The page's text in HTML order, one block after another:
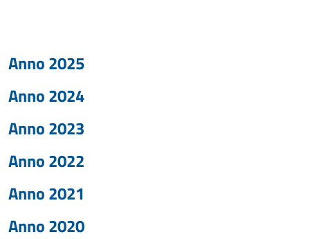
Anno 2025
Anno 2024
Anno 2023
Anno 2022
Anno 2021
Anno 2020